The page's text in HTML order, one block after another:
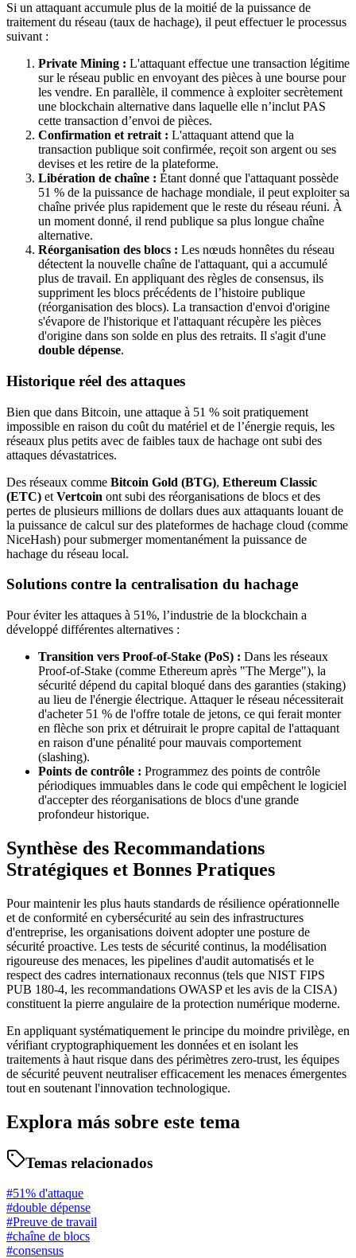
Si un attaquant accumule plus de la moitié de la puissance de
traitement du réseau (taux de hachage), il peut effectuer le processus
suivant :
Private Mining : L'attaquant effectue une transaction légitime
sur le réseau public en envoyant des pièces à une bourse pour
les vendre. En parallèle, il commence à exploiter secrètement
une blockchain alternative dans laquelle elle n’inclut PAS
cette transaction d’envoi de pièces.
Confirmation et retrait : L'attaquant attend que la
transaction publique soit confirmée, reçoit son argent ou ses
devises et les retire de la plateforme.
Libération de chaîne : Étant donné que l'attaquant possède
51 % de la puissance de hachage mondiale, il peut exploiter sa
chaîne privée plus rapidement que le reste du réseau réuni. À
un moment donné, il rend publique sa plus longue chaîne
alternative.
Réorganisation des blocs : Les nœuds honnêtes du réseau
détectent la nouvelle chaîne de l'attaquant, qui a accumulé
plus de travail. En appliquant des règles de consensus, ils
suppriment les blocs précédents de l’histoire publique
(réorganisation des blocs). La transaction d'envoi d'origine
s'évapore de l'historique et l'attaquant récupère les pièces
d'origine dans son solde en plus des retraits. Il s'agit d'une
double dépense.
Historique réel des attaques
Bien que dans Bitcoin, une attaque à 51 % soit pratiquement
impossible en raison du coût du matériel et de l’énergie requis, les
réseaux plus petits avec de faibles taux de hachage ont subi des
attaques dévastatrices.
Des réseaux comme Bitcoin Gold (BTG), Ethereum Classic
(ETC) et Vertcoin ont subi des réorganisations de blocs et des
pertes de plusieurs millions de dollars dues aux attaquants louant de
la puissance de calcul sur des plateformes de hachage cloud (comme
NiceHash) pour submerger momentanément la puissance de
hachage du réseau local.
Solutions contre la centralisation du hachage
Pour éviter les attaques à 51%, l’industrie de la blockchain a
développé différentes alternatives :
Transition vers Proof-of-Stake (PoS) : Dans les réseaux
Proof-of-Stake (comme Ethereum après "The Merge"), la
sécurité dépend du capital bloqué dans des garanties (staking)
au lieu de l'énergie électrique. Attaquer le réseau nécessiterait
d'acheter 51 % de l'offre totale de jetons, ce qui ferait monter
en flèche son prix et détruirait le propre capital de l'attaquant
en raison d'une pénalité pour mauvais comportement
(slashing).
Points de contrôle : Programmez des points de contrôle
périodiques immuables dans le code qui empêchent le logiciel
d'accepter des réorganisations de blocs d'une grande
profondeur historique.
Synthèse des Recommandations
Stratégiques et Bonnes Pratiques
Pour maintenir les plus hauts standards de résilience opérationnelle
et de conformité en cybersécurité au sein des infrastructures
d'entreprise, les organisations doivent adopter une posture de
sécurité proactive. Les tests de sécurité continus, la modélisation
rigoureuse des menaces, les pipelines d'audit automatisés et le
respect des cadres internationaux reconnus (tels que NIST FIPS
PUB 180-4, les recommandations OWASP et les avis de la CISA)
constituent la pierre angulaire de la protection numérique moderne.
En appliquant systématiquement le principe du moindre privilège, en
vérifiant cryptographiquement les données et en isolant les
traitements à haut risque dans des périmètres zero-trust, les équipes
de sécurité peuvent neutraliser efficacement les menaces émergentes
tout en soutenant l'innovation technologique.
Explora más sobre este tema
Temas relacionados
#51% d'attaque
#double dépense
#Preuve de travail
#chaîne de blocs
#consensus